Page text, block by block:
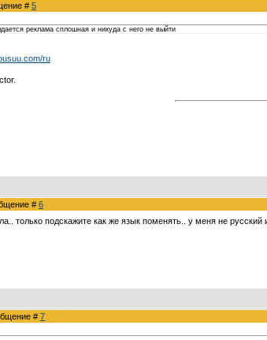
# 5
реклама сплошная и никуда с него не выйти
ru
# 6
только подскажите как же язык поменять.. у меня не
# 7